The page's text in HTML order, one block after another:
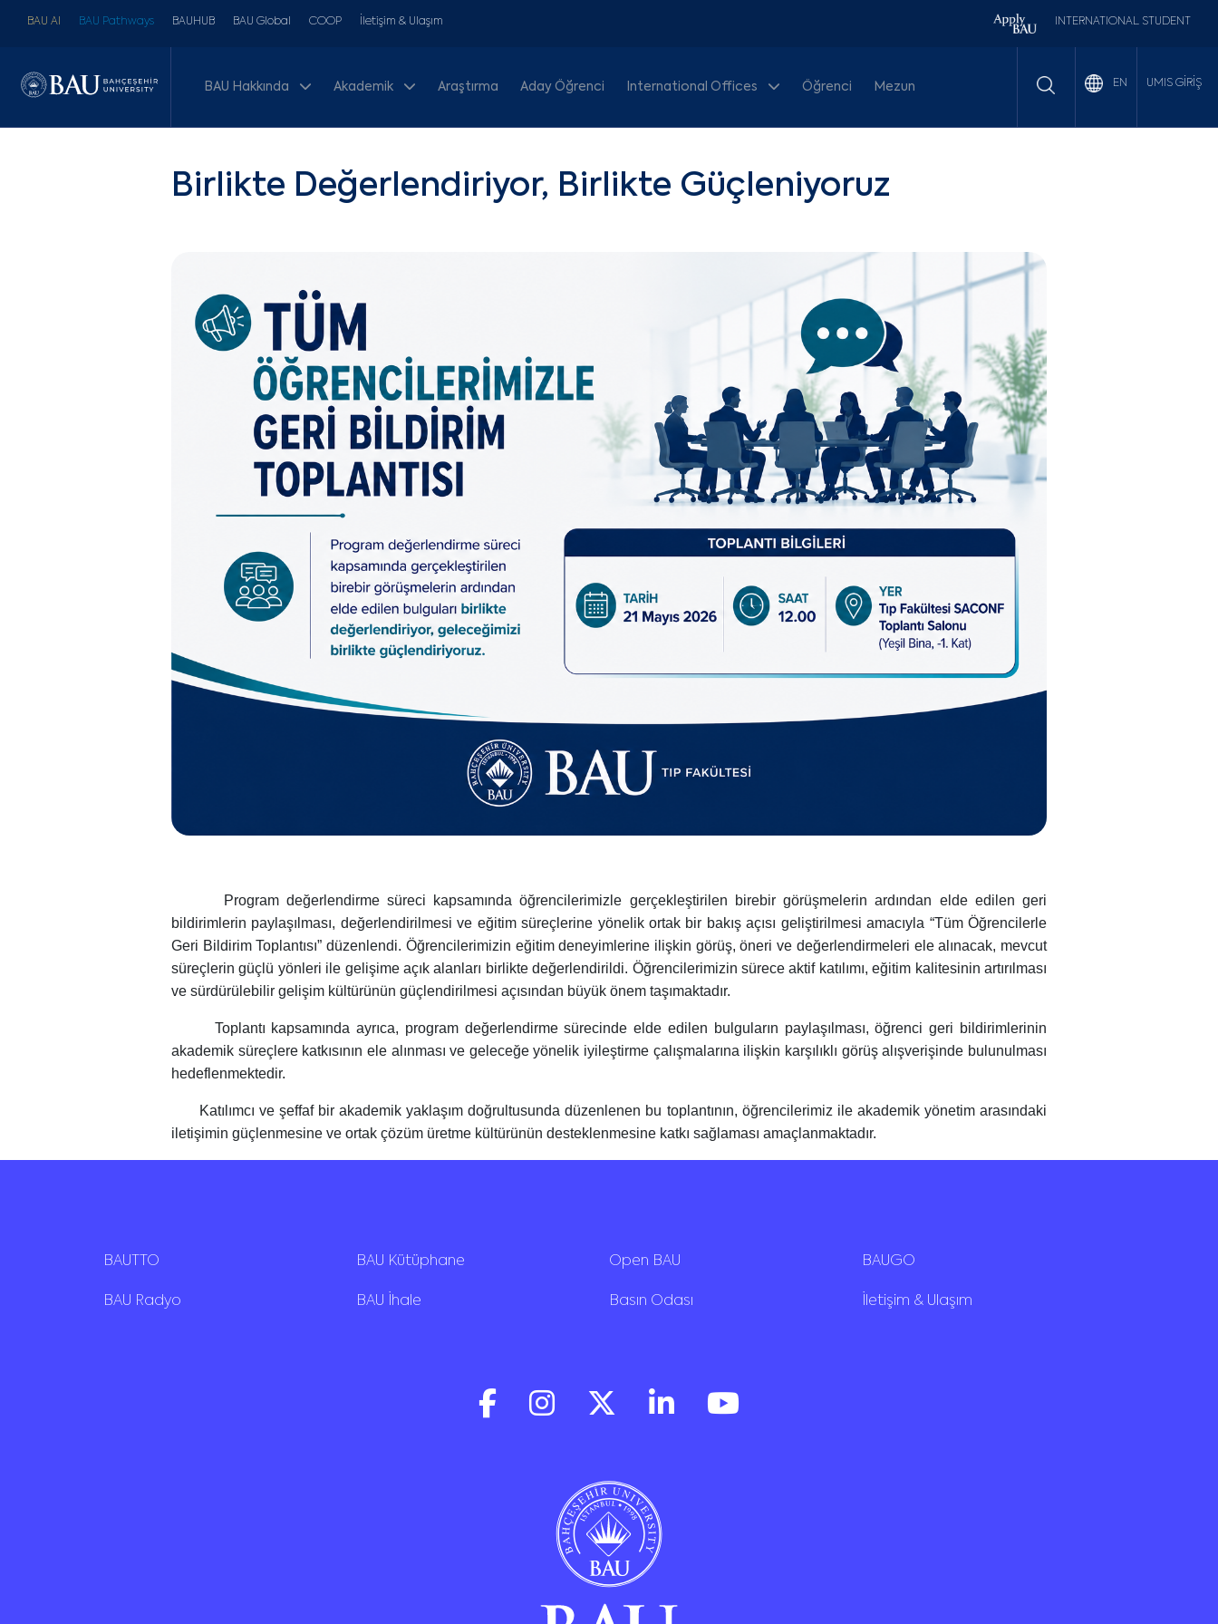
BAU AI BAU Pathways BAUHUB BAU Global COOP İletişim & Ulaşım INTERNATIONAL STUDENT
BAU Hakkında Akademik Araştırma Aday Öğrenci International Offices Öğrenci Mezun EN UMIS GİRİŞ
Birlikte Değerlendiriyor, Birlikte Güçleniyoruz
Program değerlendirme süreci kapsamında öğrencilerimizle gerçekleştirilen birebir görüşmelerin ardından elde edilen geri
bildirimlerin paylaşılması, değerlendirilmesi ve eğitim süreçlerine yönelik ortak bir bakış açısı geliştirilmesi amacıyla “Tüm Öğrencilerle
Geri Bildirim Toplantısı” düzenlendi. Öğrencilerimizin eğitim deneyimlerine ilişkin görüş, öneri ve değerlendirmeleri ele alınacak, mevcut
süreçlerin güçlü yönleri ile gelişime açık alanları birlikte değerlendirildi. Öğrencilerimizin sürece aktif katılımı, eğitim kalitesinin artırılması
ve sürdürülebilir gelişim kültürünün güçlendirilmesi açısından büyük önem taşımaktadır.
Toplantı kapsamında ayrıca, program değerlendirme sürecinde elde edilen bulguların paylaşılması, öğrenci geri bildirimlerinin
akademik süreçlere katkısının ele alınması ve geleceğe yönelik iyileştirme çalışmalarına ilişkin karşılıklı görüş alışverişinde bulunulması
hedeflenmektedir.
Katılımcı ve şeffaf bir akademik yaklaşım doğrultusunda düzenlenen bu toplantının, öğrencilerimiz ile akademik yönetim arasındaki
iletişimin güçlenmesine ve ortak çözüm üretme kültürünün desteklenmesine katkı sağlaması amaçlanmaktadır.
BAUTTO BAU Kütüphane Open BAU BAUGO
BAU Radyo BAU İhale Basın Odası İletişim & Ulaşım